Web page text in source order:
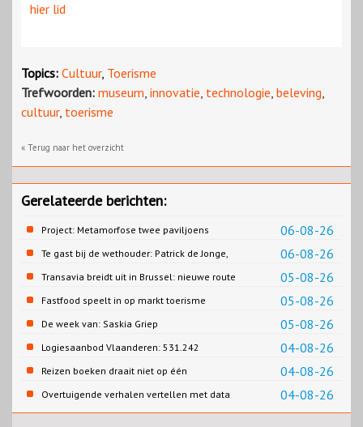
hier lid
Topics: Cultuur, Toerisme
Trefwoorden: museum, innovatie, technologie, beleving,
cultuur, toerisme
« Terug naar het overzicht
Gerelateerde berichten:
06-08-26
Project: Metamorfose twee paviljoens
Biesbosch MuseumEiland
06-08-26
Te gast bij de wethouder: Patrick de Jonge,
Gemeente Emmen
05-08-26
Transavia breidt uit in Brussel: nieuwe route
naar Porto
05-08-26
Fastfood speelt in op markt toerisme
05-08-26
De week van: Saskia Griep
04-08-26
Logiesaanbod Vlaanderen: 531.242
slaapplaatsen
04-08-26
Reizen boeken draait niet op één
contentbron
04-08-26
Overtuigende verhalen vertellen met data